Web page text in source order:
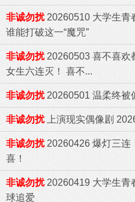
非诚勿扰20260510 大学生青
谁能打破这一“魔咒”
非诚勿扰20260503 喜不喜欢
女生六连灭！ 喜不...
非诚勿扰20260501 温柔终被
非诚勿扰上演现实偶像剧
非诚勿扰20260426 爆灯三连
喜！
非诚勿扰20260419 大学生青
球追爱